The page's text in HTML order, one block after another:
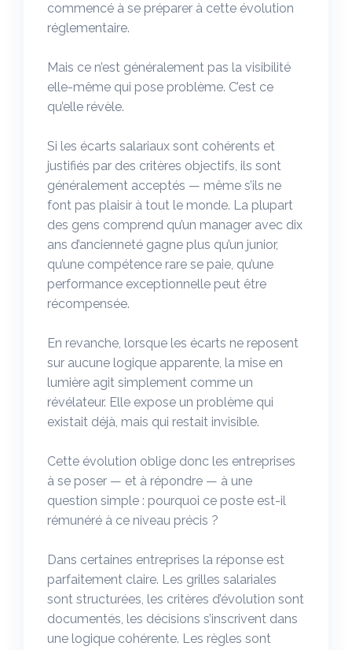
commencé à se préparer à cette évolution
réglementaire.
Mais ce n’est généralement pas la visibilité
elle-même qui pose problème. C’est ce
qu’elle révèle.
Si les écarts salariaux sont cohérents et
justifiés par des critères objectifs, ils sont
généralement acceptés — même s’ils ne
font pas plaisir à tout le monde. La plupart
des gens comprend qu’un manager avec dix
ans d’ancienneté gagne plus qu’un junior,
qu’une compétence rare se paie, qu’une
performance exceptionnelle peut être
récompensée.
En revanche, lorsque les écarts ne reposent
sur aucune logique apparente, la mise en
lumière agit simplement comme un
révélateur. Elle expose un problème qui
existait déjà, mais qui restait invisible.
Cette évolution oblige donc les entreprises
à se poser — et à répondre — à une
question simple : pourquoi ce poste est-il
rémunéré à ce niveau précis ?
Dans certaines entreprises la réponse est
parfaitement claire. Les grilles salariales
sont structurées, les critères d’évolution sont
documentés, les décisions s’inscrivent dans
une logique cohérente. Les règles sont